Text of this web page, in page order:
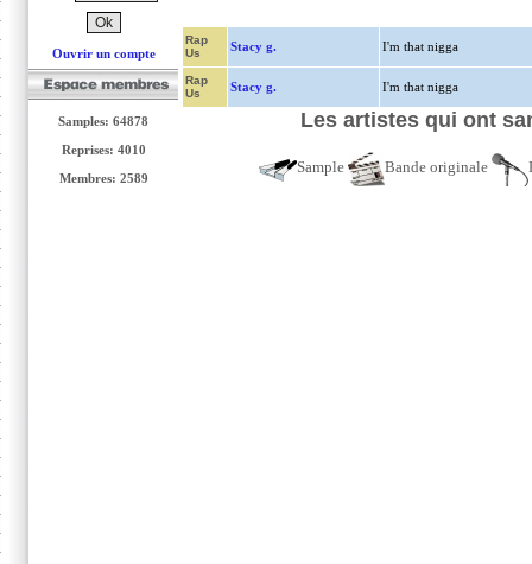
Ouvrir un compte
Samples: 64878
Reprises: 4010
Membres: 2589
Rap
Us
Stacy g. I'm that nigga
Rap
Us
Stacy g. I'm that nigga
Les artistes qui ont
Sample Bande originale